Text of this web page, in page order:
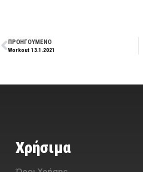
ΠΡΟΗΓΟΥΜΕΝΟ
Workout 13.1.2021
Χρήσιμα